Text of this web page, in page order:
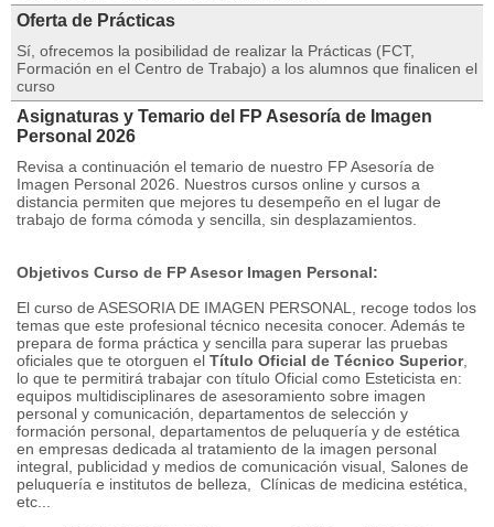
Oferta de Prácticas
Sí, ofrecemos la posibilidad de realizar la Prácticas (FCT,
Formación en el Centro de Trabajo) a los alumnos que finalicen el
curso
Asignaturas y Temario del FP Asesoría de Imagen
Personal 2026
Revisa a continuación el temario de nuestro FP Asesoría de
Imagen Personal 2026. Nuestros cursos online y cursos a
distancia permiten que mejores tu desempeño en el lugar de
trabajo de forma cómoda y sencilla, sin desplazamientos.
Objetivos Curso de FP Asesor Imagen Personal:
El curso de ASESORIA DE IMAGEN PERSONAL, recoge todos los
temas que este profesional técnico necesita conocer. Además te
prepara de forma práctica y sencilla para superar las pruebas
oficiales que te otorguen el Título Oficial de Técnico Superior,
lo que te permitirá trabajar con título Oficial como Esteticista en:
equipos multidisciplinares de asesoramiento sobre imagen
personal y comunicación, departamentos de selección y
formación personal, departamentos de peluquería y de estética
en empresas dedicada al tratamiento de la imagen personal
integral, publicidad y medios de comunicación visual, Salones de
peluquería e institutos de belleza, Clínicas de medicina estética,
etc...